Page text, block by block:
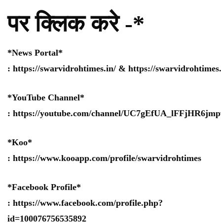
पर क्लिक करे -*
*News Portal*
: https://swarvidrohtimes.in/ & https://
*YouTube Channel*
: https://youtube.com/channel/
*Koo*
: https://www.kooapp.com/profile/swarvidrohtimes
*Facebook Profile*
: https://www.facebook.com/profile.php?
id=100076756535892